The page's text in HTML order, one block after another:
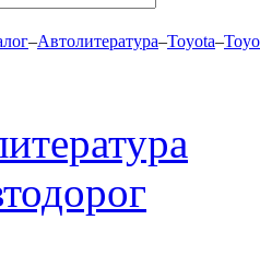
–Автолитература–Toyota–